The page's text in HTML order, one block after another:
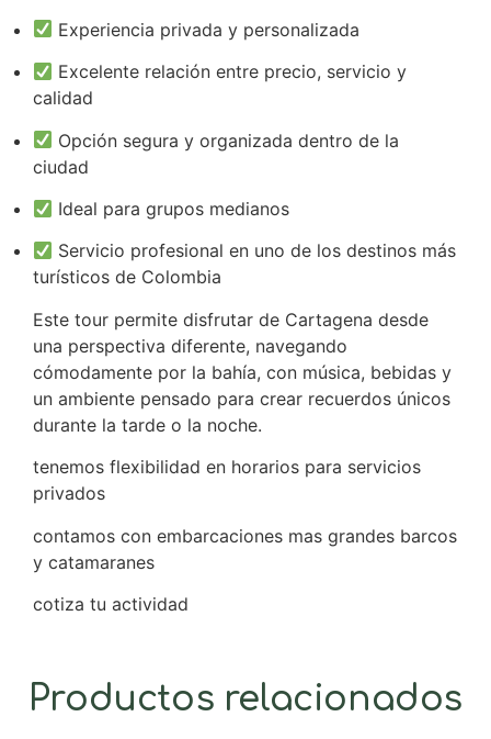
Experiencia privada y personalizada
Excelente relación entre precio, servicio y
calidad
Opción segura y organizada dentro de la
ciudad
Ideal para grupos medianos
Servicio profesional en uno de los destinos más
turísticos de Colombia
Este tour permite disfrutar de Cartagena desde
una perspectiva diferente, navegando
cómodamente por la bahía, con música, bebidas y
un ambiente pensado para crear recuerdos únicos
durante la tarde o la noche.
tenemos flexibilidad en horarios para servicios
privados
contamos con embarcaciones mas grandes barcos
y catamaranes
cotiza tu actividad
Productos relacionados